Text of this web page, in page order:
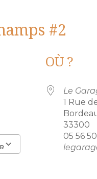
#2
OÙ ?
Le
1 Rue
33300
05 56